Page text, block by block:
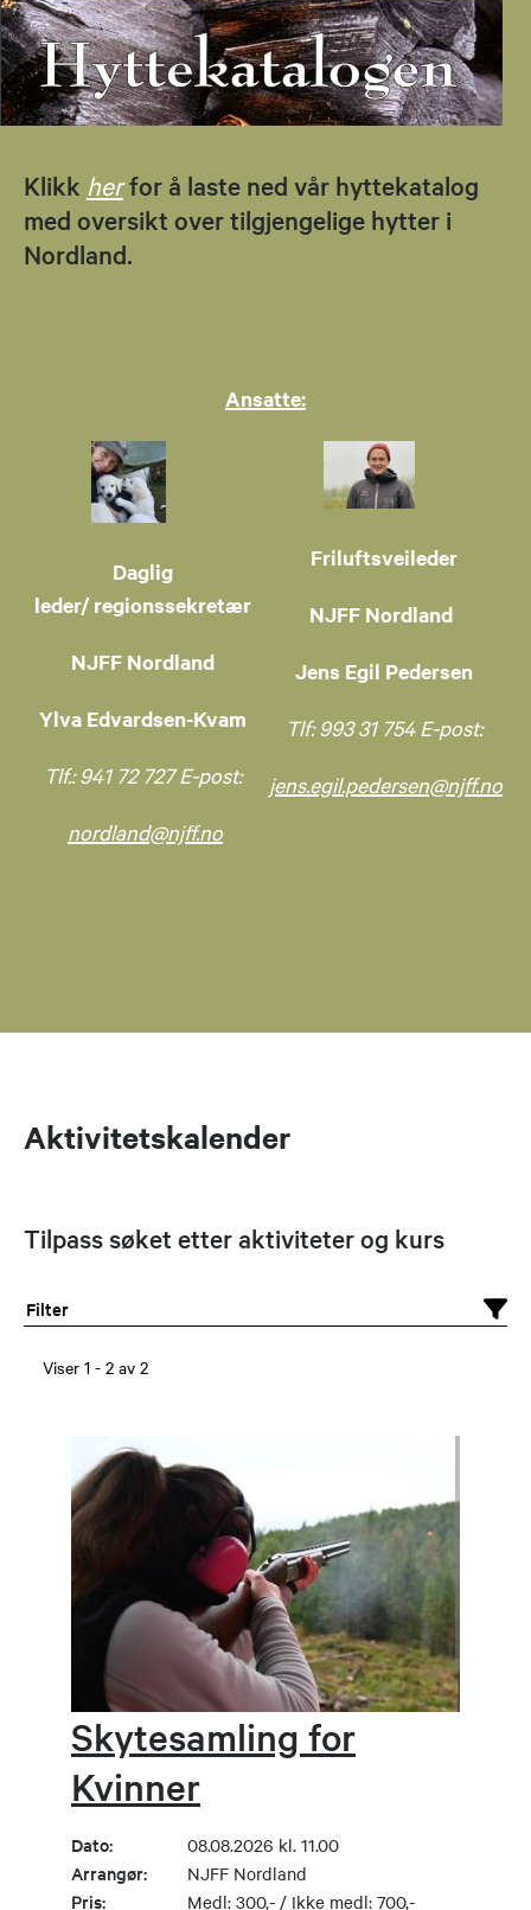
Klikk herfor å laste ned vår hyttekatalog
med oversikt over tilgjengelige hytter i
Nordland.
Ansatte:
Daglig
leder/ regionssekretær
NJFF Nordland
Ylva Edvardsen-Kvam
Tlf.: 941 72 727 E-post:
nordland@njff.no
Friluftsveileder
NJFF Nordland
Jens Egil Pedersen
Tlf: 993 31 754 E-post:
jens.egil.pedersen@njff.no
Aktivitetskalender
Tilpass søket etter aktiviteter og kurs
Filter
Viser 1 - 2 av 2
Skytesamling for
Kvinner
Dato: 08.08.2026 kl. 11.00
Arrangør: NJFF Nordland
Pris: Medl: 300,- / Ikke medl: 700,-